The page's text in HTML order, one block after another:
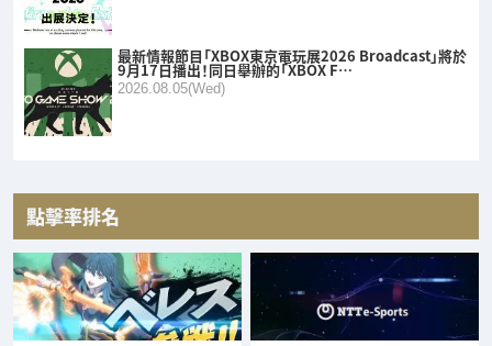
最新情報節目「XBOX東京電玩展2026 Broadcast」將於
9月17日播出！同日舉辦的「XBOX F…
2026.08.05(Wed)
點擊率排名